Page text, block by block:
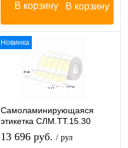
В корзину
Новинка
Самоламинирующаяся
этикетка СЛМ.ТТ.15.30
13 696 руб. / рул